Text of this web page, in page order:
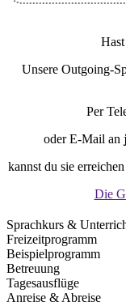
Unsere Outgoing-
Per
oder E-Mail an
kannst du sie
Die
Sprachkurs &
Freizeitprogramm
Beispielprogramm
Betreuung
Tagesausflüge
Anreise & Abreise